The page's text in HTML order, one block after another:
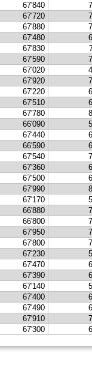
67'840
67'720
67'880
67'480
67'830
67'590
67'020
67'920
67'220
67'510
67'780
66'090
67'440
66'590
67'540
67'360
67'500
67'990
67'170
66'880
66'800
67'950
67'800
67'230
67'470
67'390
67'140
67'400
67'490
67'910
67'300